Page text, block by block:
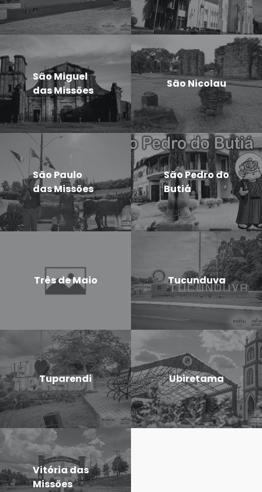
São Miguel
das Missões
São Nicolau
São Paulo
das Missões
São Pedro do
Butiá
Três de Maio Tucunduva
Tuparendi Ubiretama
Vitória das
Missões